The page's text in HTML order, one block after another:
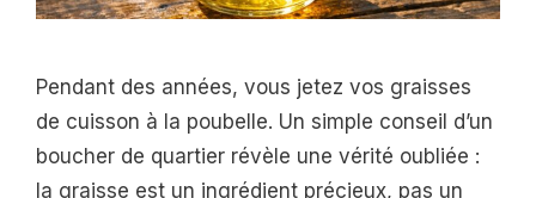
Pendant des années, vous jetez vos graisses
de cuisson à la poubelle. Un simple conseil d’un
boucher de quartier révèle une vérité oubliée :
la graisse est un ingrédient précieux, pas un